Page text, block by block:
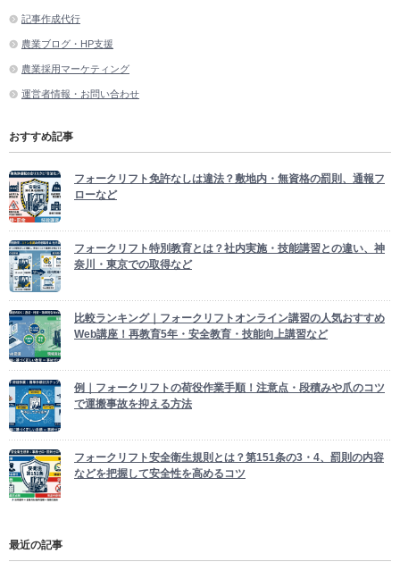
記事作成代行
農業ブログ・HP支援
農業採用マーケティング
運営者情報・お問い合わせ
おすすめ記事
フォークリフト免許なしは違法？敷地内・無資格の罰則、通報フ
ローなど
フォークリフト特別教育とは？社内実施・技能講習との違い、神
奈川・東京での取得など
比較ランキング｜フォークリフトオンライン講習の人気おすすめ
Web講座！再教育5年・安全教育・技能向上講習など
例｜フォークリフトの荷役作業手順！注意点・段積みや爪のコツ
で運搬事故を抑える方法
フォークリフト安全衛生規則とは？第151条の3・4、罰則の内容
などを把握して安全性を高めるコツ
最近の記事